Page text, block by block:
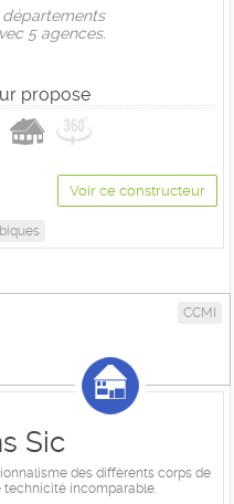
départements
5 agences.
propose
Voir ce constructeur
CCMI
Sic
des différents corps de
technicité incomparable.